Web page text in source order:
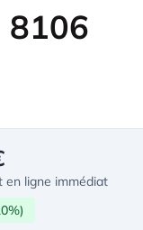
8106
en ligne immédiat